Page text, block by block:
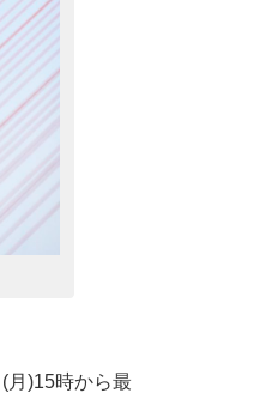
)15時から最